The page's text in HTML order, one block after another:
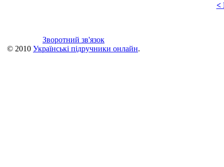
<
Зворотний зв'язок
© 2010 Українські підручники онлайн.